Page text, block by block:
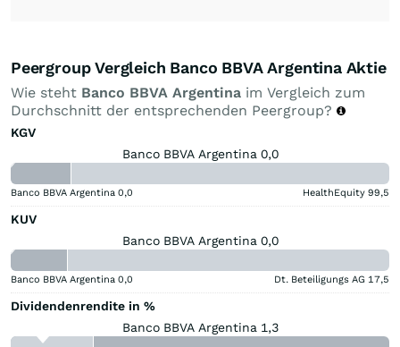
Peergroup Vergleich Banco BBVA Argentina Aktie
Wie steht Banco BBVA Argentina im Vergleich zum
Durchschnitt der entsprechenden Peergroup?
KGV
Banco BBVA Argentina 0,0
Banco BBVA Argentina 0,0 HealthEquity 99,5
KUV
Banco BBVA Argentina 0,0
Banco BBVA Argentina 0,0 Dt. Beteiligungs AG 17,5
Dividendenrendite in %
Banco BBVA Argentina 1,3